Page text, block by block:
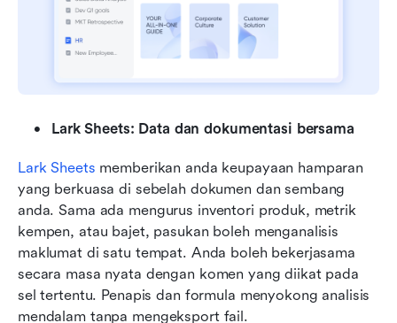
Lark Sheets: Data dan dokumentasi bersama
Lark Sheets memberikan anda keupayaan hamparan
yang berkuasa di sebelah dokumen dan sembang
anda. Sama ada mengurus inventori produk, metrik
kempen, atau bajet, pasukan boleh menganalisis
maklumat di satu tempat. Anda boleh bekerjasama
secara masa nyata dengan komen yang diikat pada
sel tertentu. Penapis dan formula menyokong analisis
mendalam tanpa mengeksport fail.